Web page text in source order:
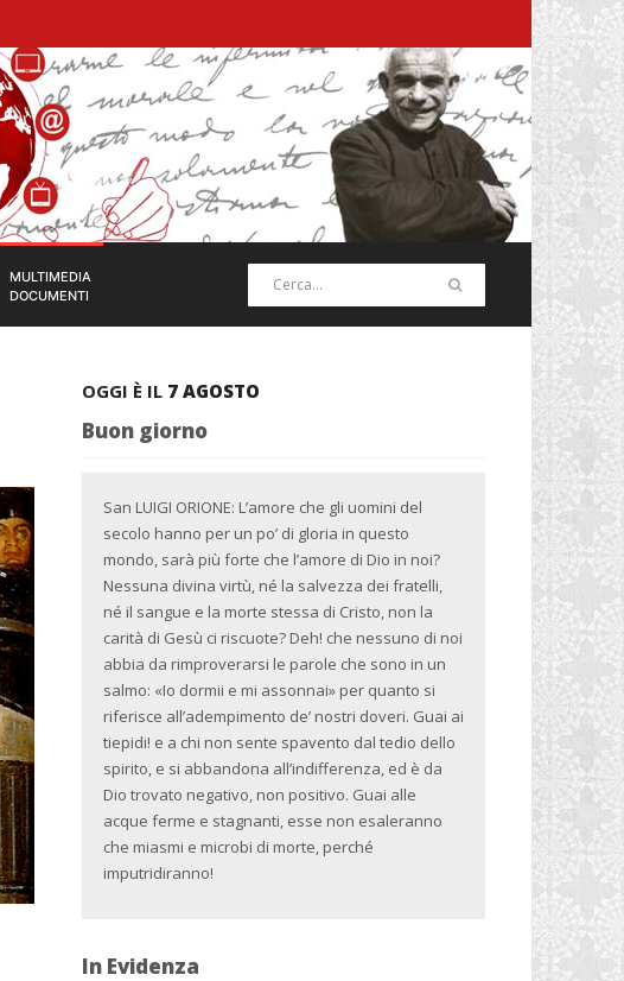
MULTIMEDIA
DOCUMENTI
OGGI È IL 7 AGOSTO
Buon giorno
San LUIGI ORIONE: L’amore che gli uomini del
secolo hanno per un po’ di gloria in questo
mondo, sarà più forte che l’amore di Dio in noi?
Nessuna divina virtù, né la salvezza dei fratelli,
né il sangue e la morte stessa di Cristo, non la
carità di Gesù ci riscuote? Deh! che nessuno di noi
abbia da rimproverarsi le parole che sono in un
salmo: «Io dormii e mi assonnai» per quanto si
riferisce all’adempimento de’ nostri doveri. Guai ai
tiepidi! e a chi non sente spavento dal tedio dello
spirito, e si abbandona all’indifferenza, ed è da
Dio trovato negativo, non positivo. Guai alle
acque ferme e stagnanti, esse non esaleranno
che miasmi e microbi di morte, perché
imputridiranno!
In Evidenza